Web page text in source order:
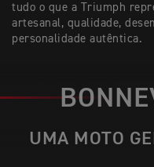
tudo o que a Triumph
artesanal, qualidade,
personalidade autêntica.
UMA MOTO